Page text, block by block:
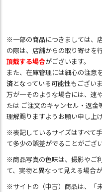
※一部の商品につきましては、
の際は、店舗からの取り寄せを
頂戴する場合がございます。
また、在庫管理には細心の注意
済となっている可能性もございま
万が一そのような場合には、速
たは ご注文のキャンセル・返
理解賜りますようお願い申し上げ
※表記しているサイズはすべて
て多少の誤差がでることがござ
※商品写真の色味は、撮影やご
て、実物と異なって見える場合
※サイトの（中古）商品は、「